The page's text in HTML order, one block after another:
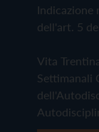
Indicazione
dell'art. 5
Vita
Settimanali